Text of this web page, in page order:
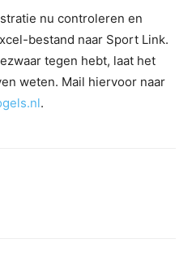
nu controleren en
bestand naar Sport Link.
tegen hebt, laat het
weten. Mail hiervoor naar
.